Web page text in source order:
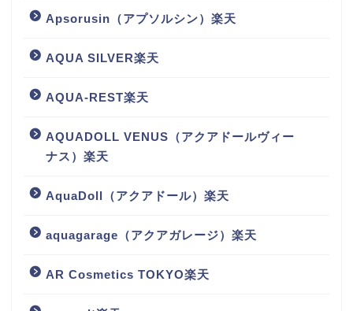
Apsorusin（アプソルシン）楽天
AQUA SILVER楽天
AQUA-REST楽天
AQUADOLL VENUS（アクアドールヴィー
ナス）楽天
AquaDoll（アクアドール）楽天
aquagarage（アクアガレージ）楽天
AR Cosmetics TOKYO楽天